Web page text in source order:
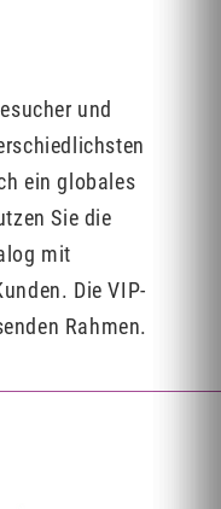
und
ein globales
Sie die
mit
Die VIP-
Rahmen.